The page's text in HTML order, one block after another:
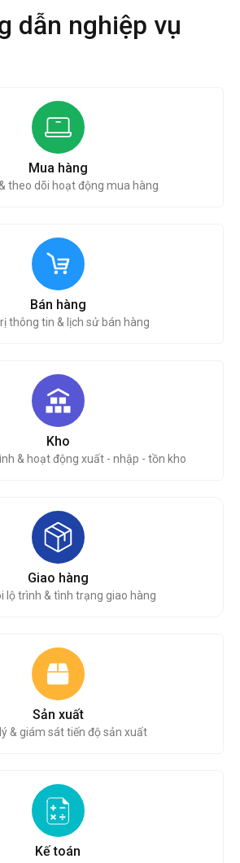
dẫn nghiệp vụ
Mua hàng
theo dõi hoạt động mua hàng
Bán hàng
thông tin & lịch sử bán hàng
Kho
& hoạt động xuất - nhập - tồn kho
Giao hàng
lộ trình & tình trạng giao hàng
Sản xuất
& giám sát tiến độ sản xuất
Kế toán